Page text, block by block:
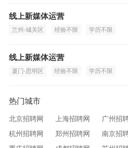
线上新媒体运营
兰州-城关区 经验不限 学历不限
线上新媒体运营
厦门-思明区 经验不限 学历不限
热门城市
北京招聘网 上海招聘网 广州招
杭州招聘网
郑州招聘网 南京招